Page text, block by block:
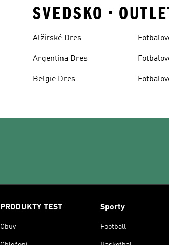
SVEDSKO •
Alžírské Dres
Argentina Dres
Belgie Dres
PRODUKTY TEST
Obuv
Sporty
Football